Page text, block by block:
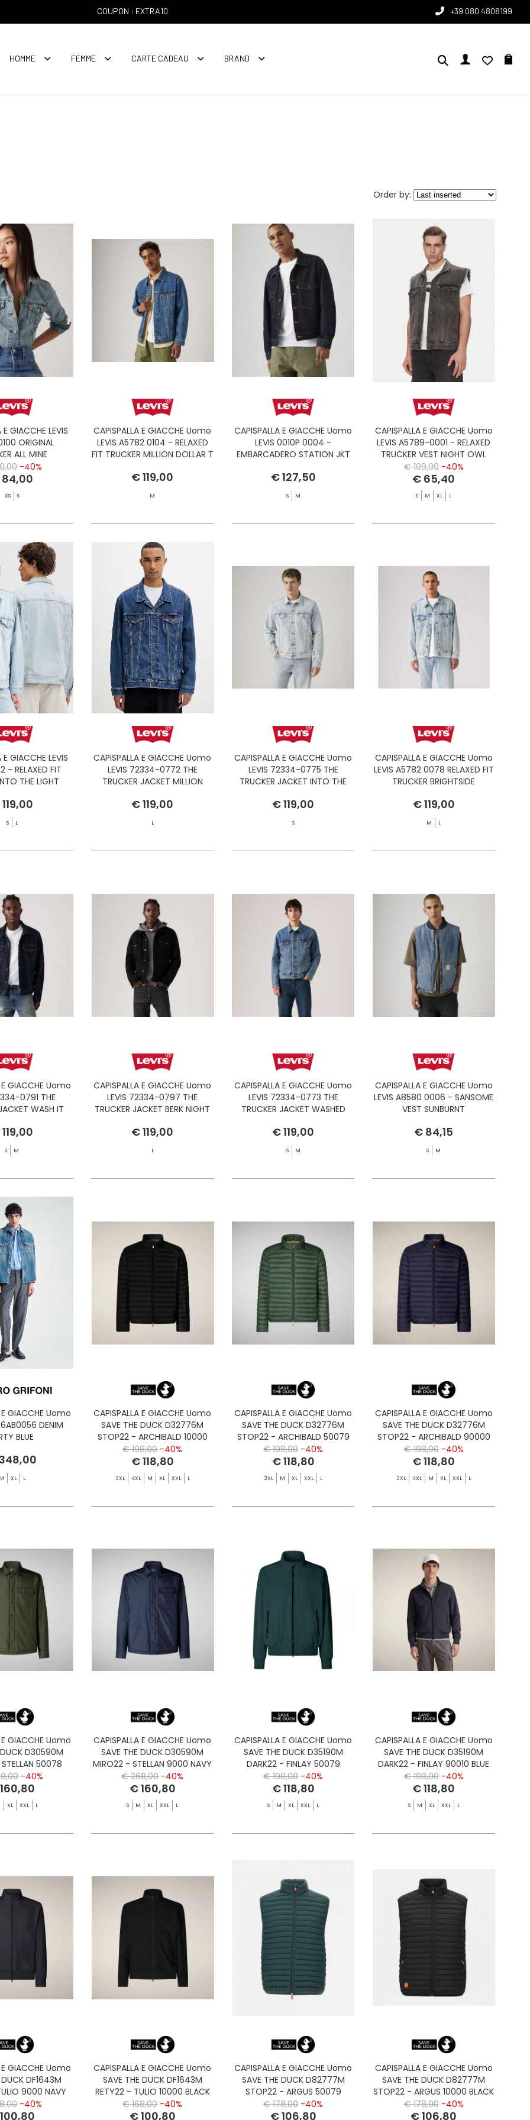
COUPON : EXTRA10 +39 080 4808199
HOMME FEMME CARTE CADEAU BRAND
Order by:
E GIACCHE LEVIS
ORIGINAL
ALL MINE
-40%
XS S
CAPISPALLA E GIACCHE Uomo
LEVIS A5782 0104 - RELAXED
FIT TRUCKER MILLION DOLLAR T
€ 119,00
M
CAPISPALLA E GIACCHE Uomo
LEVIS 0010P 0004 -
EMBARCADERO STATION JKT
€ 127,50
S M
CAPISPALLA E GIACCHE Uomo
LEVIS A5789-0001 - RELAXED
TRUCKER VEST NIGHT OWL
VEST
€ 109,00 -40%
€ 65,40
S M XL L
E GIACCHE LEVIS
- RELAXED FIT
THE LIGHT
S L
CAPISPALLA E GIACCHE Uomo
LEVIS 72334-0772 THE
TRUCKER JACKET MILLION
€ 119,00
L
CAPISPALLA E GIACCHE Uomo
LEVIS 72334-0775 THE
TRUCKER JACKET INTO THE
€ 119,00
S
CAPISPALLA E GIACCHE Uomo
LEVIS A5782 0078 RELAXED FIT
TRUCKER BRIGHTSIDE
€ 119,00
M L
E GIACCHE Uomo
0791 THE
WASH IT
S M
CAPISPALLA E GIACCHE Uomo
LEVIS 72334-0797 THE
TRUCKER JACKET BERK NIGHT
€ 119,00
L
CAPISPALLA E GIACCHE Uomo
LEVIS 72334-0773 THE
TRUCKER JACKET WASHED
€ 119,00
S M
CAPISPALLA E GIACCHE Uomo
LEVIS A8580 0006 - SANSOME
VEST SUNBURNT
€ 84,15
S M
E GIACCHE Uomo
DENIM
BLUE
M XL L
CAPISPALLA E GIACCHE Uomo
SAVE THE DUCK D32776M
STOP22 - ARCHIBALD 10000
BLACK
€ 198,00 -40%
€ 118,80
3XL 4XL M XL XXL L
CAPISPALLA E GIACCHE Uomo
SAVE THE DUCK D32776M
STOP22 - ARCHIBALD 50079
SALAMANDER GREEN
€ 198,00 -40%
€ 118,80
3XL M XL XXL L
CAPISPALLA E GIACCHE Uomo
SAVE THE DUCK D32776M
STOP22 - ARCHIBALD 90000
NAVY BLUE
€ 198,00 -40%
€ 118,80
3XL 4XL M XL XXL L
E GIACCHE Uomo
DUCK D30590M
50078
GREEN
-40%
XL XXL L
CAPISPALLA E GIACCHE Uomo
SAVE THE DUCK D30590M
MIRO22 - STELLAN 9000 NAVY
BLUE
€ 268,00 -40%
€ 160,80
S M XL XXL L
CAPISPALLA E GIACCHE Uomo
SAVE THE DUCK D35190M
DARK22 - FINLAY 50079
SALAMANDER GREEN
€ 198,00 -40%
€ 118,80
S M XL XXL L
CAPISPALLA E GIACCHE Uomo
SAVE THE DUCK D35190M
DARK22 - FINLAY 90010 BLUE
BLACK
€ 198,00 -40%
€ 118,80
S M XL XXL L
E GIACCHE Uomo
DUCK DF1643M
9000 NAVY
BLUE-40%
CAPISPALLA E GIACCHE Uomo
SAVE THE DUCK DF1643M
RETY22 - TULIO 10000 BLACK
€ 168,00 -40%
€ 100,80
CAPISPALLA E GIACCHE Uomo
SAVE THE DUCK D82777M
STOP22 - ARGUS 50079
SALAMDER GREEN
€ 178,00 -40%
€ 106,80
CAPISPALLA E GIACCHE Uomo
SAVE THE DUCK D82777M
STOP22 - ARGUS 10000 BLACK
€ 178,00 -40%
€ 106,80